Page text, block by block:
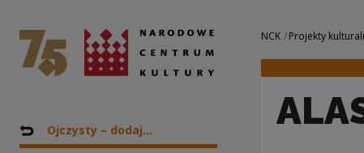
ALASZ |
Narodowe Centrum Kultury
Nawigacja
Powrót do: Projekty
Ojczysty – dodaj...
Nawigacja
NCK Projekty